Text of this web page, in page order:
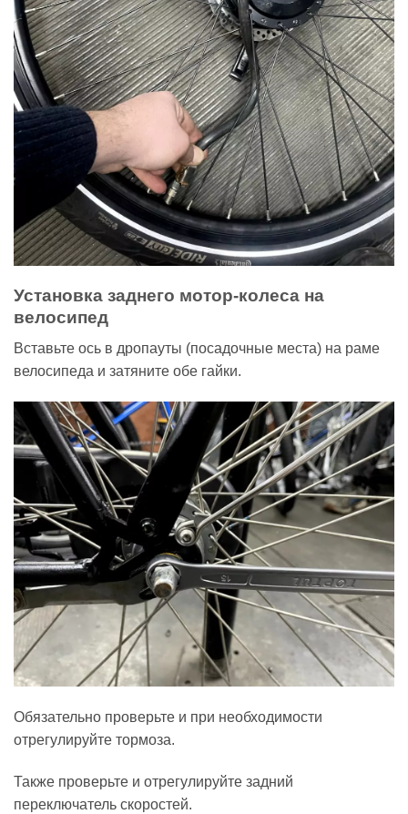
Установка заднего мотор-колеса на
велосипед
Вставьте ось в дропауты (посадочные места) на раме
велосипеда и затяните обе гайки.
Обязательно проверьте и при необходимости
отрегулируйте тормоза.
Также проверьте и отрегулируйте задний
переключатель скоростей.